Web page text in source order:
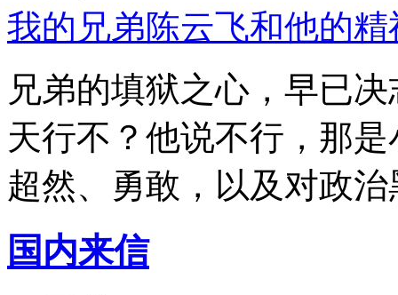
我的兄弟陈云飞和他的
兄弟的填狱之心，早已
天行不？他说不行，那
超然、勇敢，以及对政
国内来信